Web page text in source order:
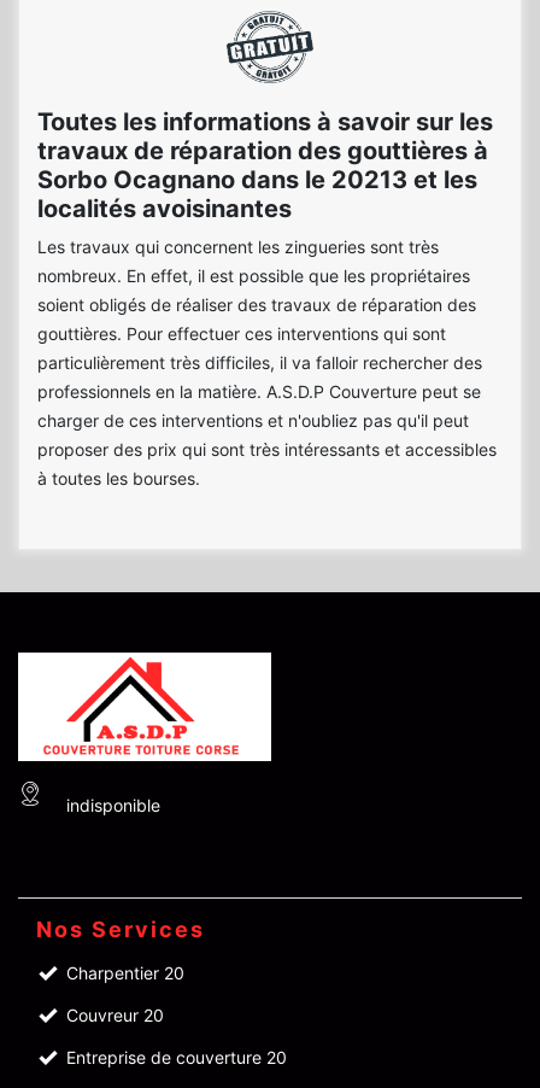
Toutes les informations à savoir sur les
travaux de réparation des gouttières à
Sorbo Ocagnano dans le 20213 et les
localités avoisinantes
Les travaux qui concernent les zingueries sont très
nombreux. En effet, il est possible que les propriétaires
soient obligés de réaliser des travaux de réparation des
gouttières. Pour effectuer ces interventions qui sont
particulièrement très difficiles, il va falloir rechercher des
professionnels en la matière. A.S.D.P Couverture peut se
charger de ces interventions et n'oubliez pas qu'il peut
proposer des prix qui sont très intéressants et accessibles
à toutes les bourses.
indisponible
Nos Services
Charpentier 20
Couvreur 20
Entreprise de couverture 20